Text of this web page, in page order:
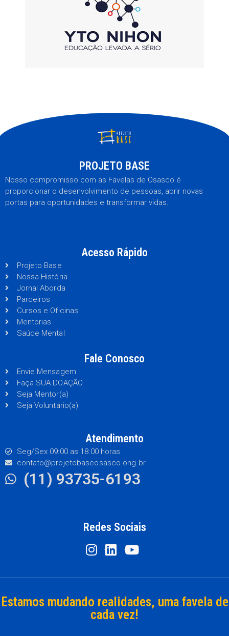
PROJETO BASE
Nosso compromisso com as Favelas de Osasco é
proporcionar o desenvolvimento de pessoas, abrir novas
portas para oportunidades e transformar vidas.
Acesso Rápido
Projeto Base
Nossa História
Jornal Aborda
Parceiros
Cursos e Oficinas
Mentorias
Saúde Mental
Fale Conosco
Envie Mensagem
Faça SUA DOAÇÃO
Seja Mentor(a)
Seja Voluntário(a)
Atendimento
Seg/Sex 09:00 as 18:00 horas
contato@projetobaseosasco.ong.br
(11) 93735-6193
Redes Sociais
Estamos mudando realidades, uma favela de
cada vez!